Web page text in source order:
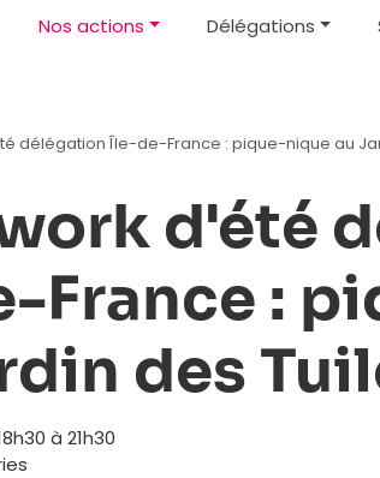
Nos actions Délégations
délégation Île-de-France : pique-nique au
d'été
France :
des
à 21h30